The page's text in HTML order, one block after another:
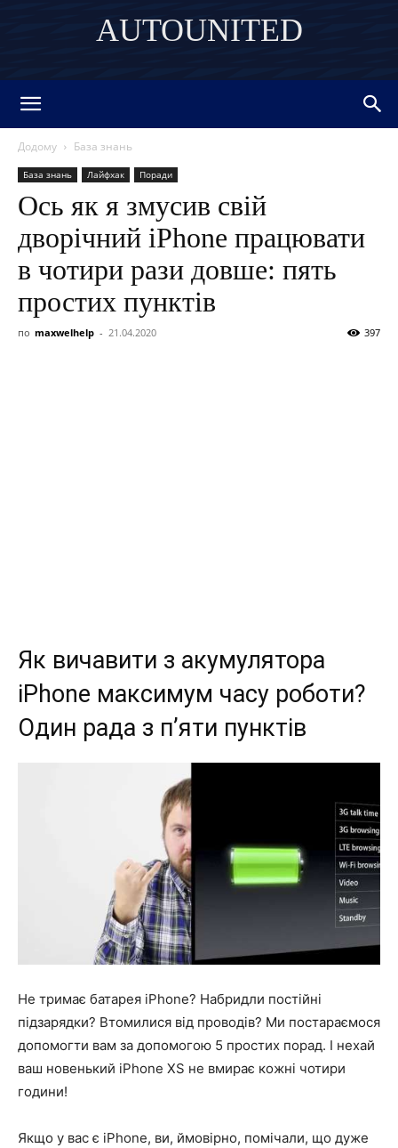
AUTOUNITED
Додому База знань
База знань Лайфхак Поради
Ось як я змусив свій
дворічний iPhone працювати
в чотири рази довше: пять
простих пунктів
по maxwelhelp - 21.04.2020 397
Як вичавити з акумулятора
iPhone максимум часу роботи?
Один рада з п’яти пунктів
Не тримає батарея iPhone? Набридли постійні
підзарядки? Втомилися від проводів? Ми постараємося
допомогти вам за допомогою 5 простих порад. І нехай
ваш новенький iPhone XS не вмирає кожні чотири
години!
Якщо у вас є iPhone, ви, ймовірно, помічали, що дуже